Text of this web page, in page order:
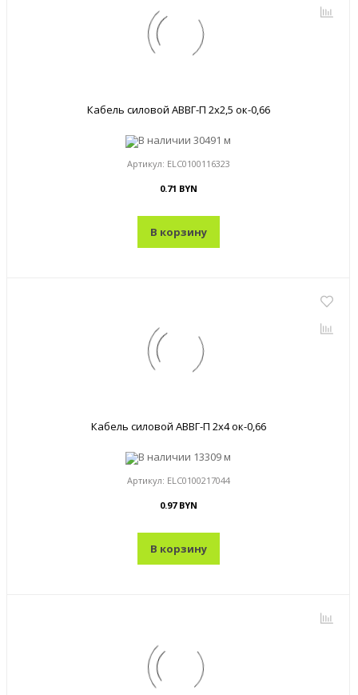
Кабель силовой АВВГ-П 2x2,5 ок-0,66
В наличии 30491 м
Артикул: ELC0100116323
0.71 BYN
В корзину
Кабель силовой АВВГ-П 2x4 ок-0,66
В наличии 13309 м
Артикул: ELC0100217044
0.97 BYN
В корзину